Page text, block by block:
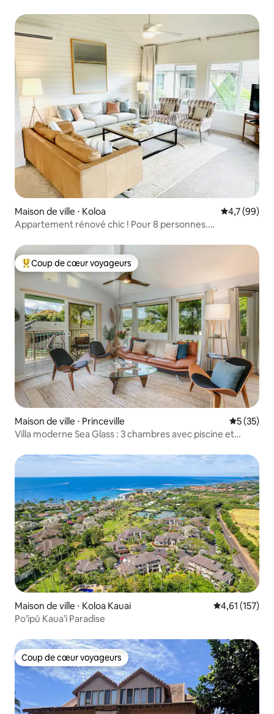
Maison de ville ⋅ Koloa Évaluation
4,7 (99)
Appartement rénové chic ! Pour 8 personnes.
Coups de cœur voyageurs les plus appréciés
Coup de cœur voyageurs
Maison de ville ⋅ Princeville
5 (35)
Villa moderne Sea Glass : 3 chambres avec piscine et
Maison de ville ⋅ Koloa Kauai Évaluation
4,61 (157)
Po’ipū Kaua’i Paradise
Coup de cœur voyageurs
Coup de cœur voyageurs